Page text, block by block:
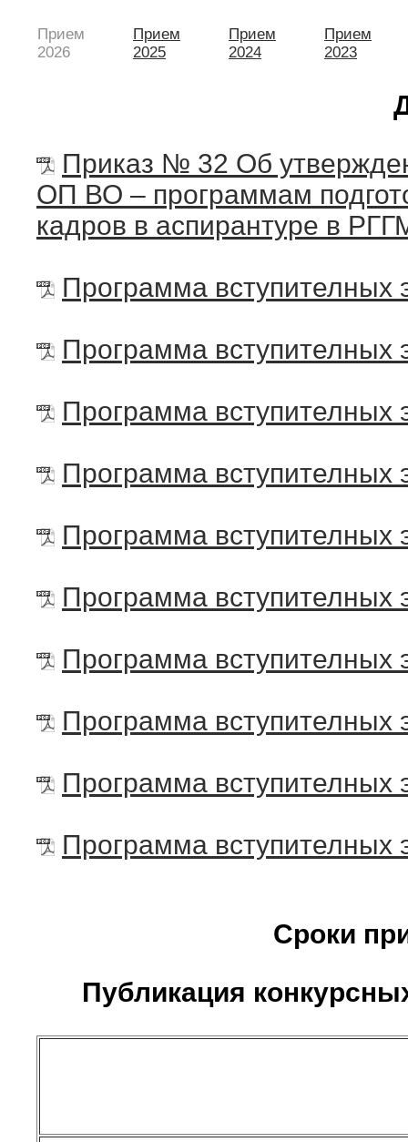
Прием
2026
Прием
2025
Прием
2024
Прием
2023
Приказ № 32 Об
ОП ВО – программам
кадров в аспирантуре в
Программа вступителных
Программа вступителных
Программа вступителных
Программа вступителных
Программа вступителных
Программа вступителных
Программа вступителных
Программа вступителных
Программа вступителных
Программа вступителных
Сроки
Публикация